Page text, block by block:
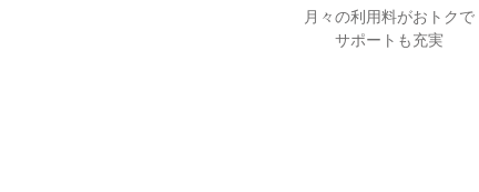
月々の利用料がおトクで
サポートも充実